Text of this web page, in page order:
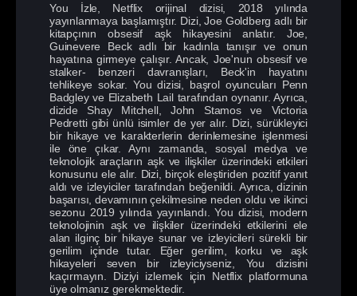
You İzle, Netflix orijinal dizisi, 2018 yılında
yayınlanmaya başlamıştır. Dizi, Joe Goldberg adlı bir
kitapçının obsesif aşk hikayesini anlatır. Joe,
Guinevere Beck adlı bir kadınla tanışır ve onun
hayatına girmeye çalışır. Ancak, Joe'nun obsesif ve
stalker- benzeri davranışları, Beck'in hayatını
tehlikeye sokar. You dizisi, başrol oyuncuları Penn
Badgley ve Elizabeth Lail tarafından oynanır. Ayrıca,
dizide Shay Mitchell, John Stamos ve Victoria
Pedretti gibi ünlü isimler de yer alır. Dizi, sürükleyici
bir hikaye ve karakterlerin derinlemesine işlenmesi
ile öne çıkar. Aynı zamanda, sosyal medya ve
teknolojik araçların aşk ve ilişkiler üzerindeki etkileri
konusunu ele alır. Dizi, birçok eleştiriden pozitif yanıt
aldı ve izleyiciler tarafından beğenildi. Ayrıca, dizinin
başarısı, devamının çekilmesine neden oldu ve ikinci
sezonu 2019 yılında yayınlandı. You dizisi, modern
teknolojinin aşk ve ilişkiler üzerindeki etkilerini ele
alan ilginç bir hikaye sunar ve izleyicileri sürekli bir
gerilim içinde tutar. Eğer gerilim, korku ve aşk
hikayeleri seven bir izleyiciyseniz, You dizisini
kaçırmayın. Diziyi izlemek için Netflix platformuna
üye olmanız gerekmektedir.